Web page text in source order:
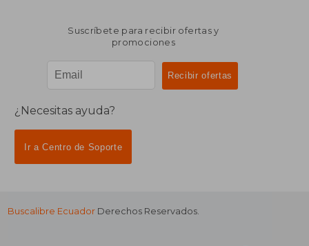
Suscríbete para recibir ofertas y
promociones
¿Necesitas ayuda?
Ir a Centro de Soporte
Buscalibre Ecuador Derechos Reservados.